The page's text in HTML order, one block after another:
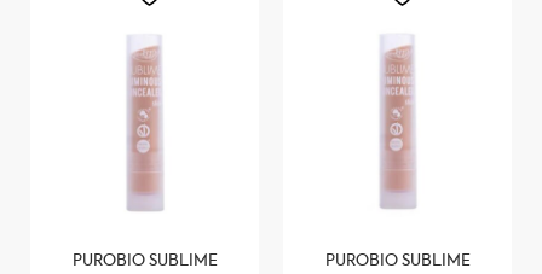
PUROBIO SUBLIME
PUROBIO SUBLIME